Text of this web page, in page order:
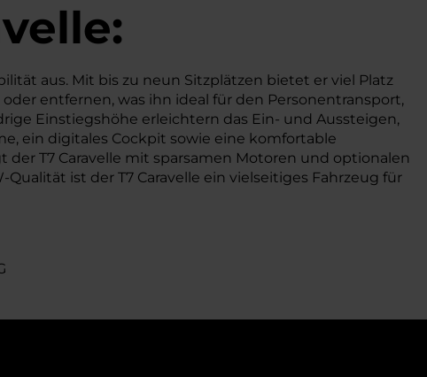
aus. Mit bis zu neun Sitzplätzen bietet er viel Platz
entfernen, was ihn ideal für den Personentransport,
Einstiegshöhe erleichtern das Ein- und Aussteigen,
ein digitales Cockpit sowie eine komfortable
T7 Caravelle mit sparsamen Motoren und optionalen
ist der T7 Caravelle ein vielseitiges Fahrzeug für